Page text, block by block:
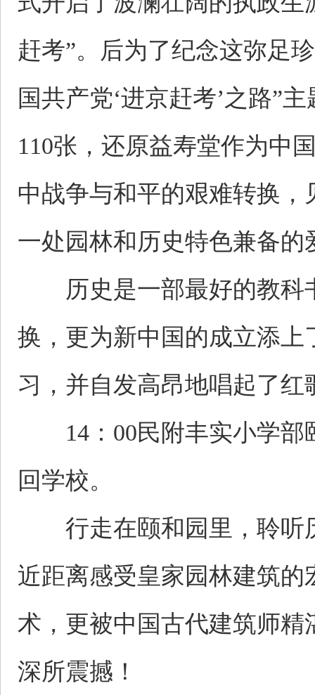
赶考”。后为了纪念这弥足
国共产党‘进京赶考’之路”
110张，还原益寿堂作为中
中战争与和平的艰难转换
一处园林和历史特色兼备的
历史是一部最好的教科
换，更为新中国的成立添
习，并自发高昂地唱起了
14：00民附丰实小学部
回学校。
行走在颐和园里，聆听
近距离感受皇家园林建筑
术，更被中国古代建筑师
深所震撼！